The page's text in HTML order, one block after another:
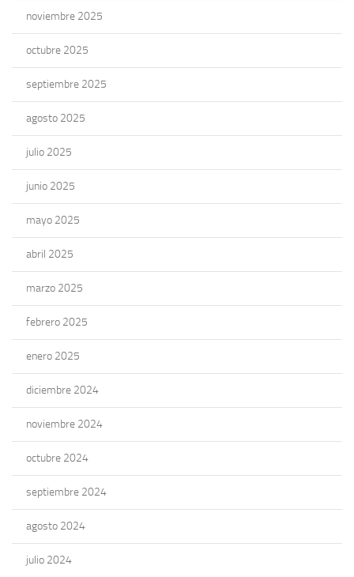
noviembre 2025
octubre 2025
septiembre 2025
agosto 2025
julio 2025
junio 2025
mayo 2025
abril 2025
marzo 2025
febrero 2025
enero 2025
diciembre 2024
noviembre 2024
octubre 2024
septiembre 2024
agosto 2024
julio 2024